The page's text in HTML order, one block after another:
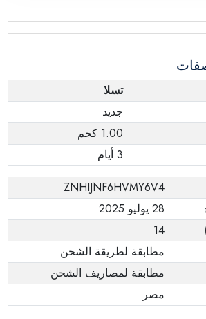
الأصلية. لاحظ أنه لا يمكن إرجاع المنتجات
تسلا
جديد
1.00 كجم
3 أيام
ZNHIJNF6HVMY6V4
28 يوليو 2025
14
مطابقة لطريقة الشحن
مطابقة لمصاريف الشحن
مصر